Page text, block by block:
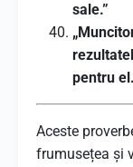
sale.”
pentru
Aceste
frumusețea și